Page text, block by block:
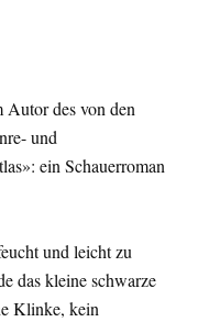
des von den
und
ein Schauerroman
und leicht zu
das kleine schwarze
Klinke, kein